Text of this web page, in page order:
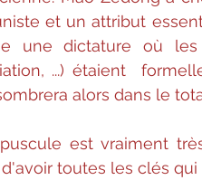
et un attribut
une dictature où les
...) étaient
alors dans le
est vraiment
toutes les clés